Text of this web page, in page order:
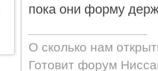
пока они форму
О сколько нам
Готовит форум